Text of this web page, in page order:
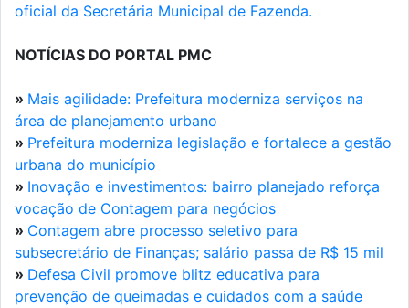
oficial da Secretária Municipal de Fazenda.
NOTÍCIAS DO PORTAL PMC
» Mais agilidade: Prefeitura moderniza serviços na
área de planejamento urbano
» Prefeitura moderniza legislação e fortalece a gestão
urbana do município
» Inovação e investimentos: bairro planejado reforça
vocação de Contagem para negócios
» Contagem abre processo seletivo para
subsecretário de Finanças; salário passa de R$ 15 mil
» Defesa Civil promove blitz educativa para
prevenção de queimadas e cuidados com a saúde